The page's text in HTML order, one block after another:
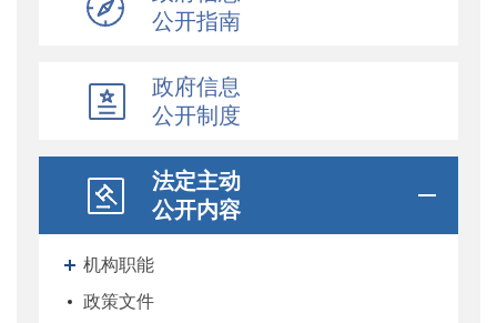
公开指南
政府信息
公开制度
法定主动
公开内容
机构职能
政策文件